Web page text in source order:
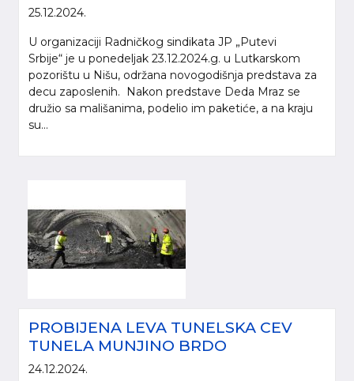
25.12.2024.
U organizaciji Radničkog sindikata JP „Putevi
Srbije“ je u ponedeljak 23.12.2024.g. u Lutkarskom
pozorištu u Nišu, održana novogodišnja predstava za
decu zaposlenih. Nakon predstave Deda Mraz se
družio sa mališanima, podelio im paketiće, a na kraju
su...
PROBIJENA LEVA TUNELSKA CEV
TUNELA MUNJINO BRDO
24.12.2024.